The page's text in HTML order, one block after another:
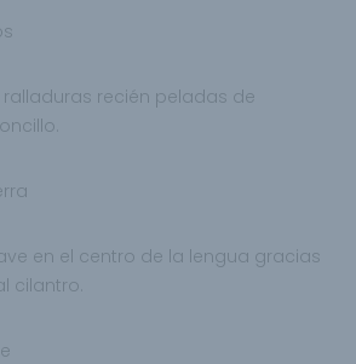
recién peladas de
en el centro de la lengua gracias
cilantro.